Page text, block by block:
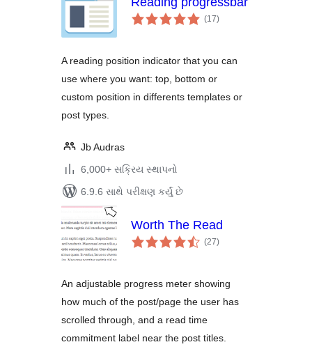
(17કુલ
રેટિંગ્સ
)
A reading position indicator that you can
use where you want: top, bottom or
custom position in differents templates or
post types.
Jb Audras
6,000+ સક્રિય સ્થાપનો
6.9.6 સાથે પરીક્ષણ કર્યું છે
Worth The Read
(27કુલ
રેટિંગ્સ
)
An adjustable progress meter showing
how much of the post/page the user has
scrolled through, and a read time
commitment label near the post titles.